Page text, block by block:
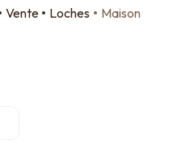
Vente Loches Maison